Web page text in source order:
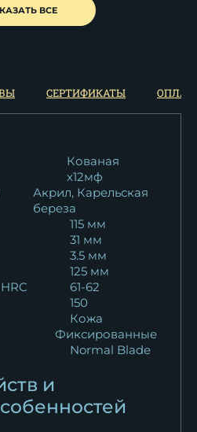
2 сталь Булат
2 дамаск
2 дамаск
2 M390
2 сталь Х12МФ -
2 сталь булат
ВСЕ
СЕРТИФИКАТЫ
Кованая
х12мф
Акрил, Карельская
береза
115 мм
31 мм
3.5 мм
125 мм
61-62
150
Кожа
Фиксированные
Normal Blade
и